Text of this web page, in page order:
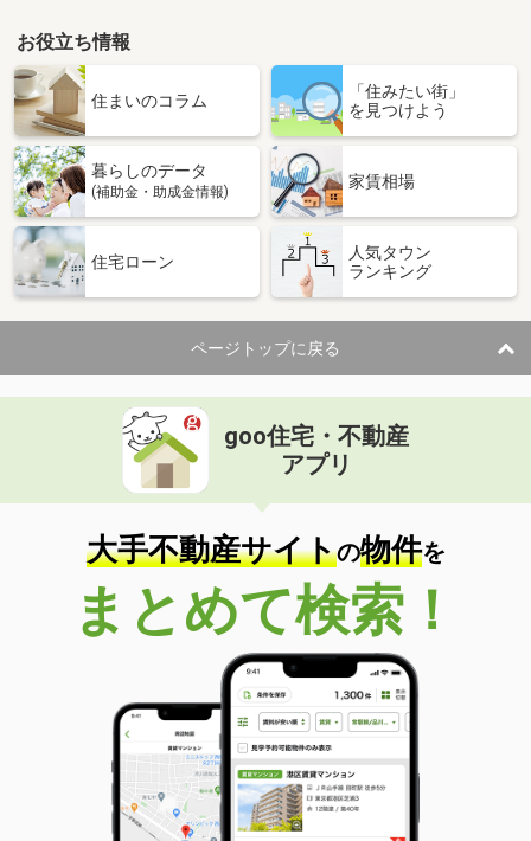
お役立ち情報
住まいのコラム
「住みたい街」
を見つけよう
暮らしのデータ
(補助金・助成金情報)
家賃相場
住宅ローン
人気タウン
ランキング
ページトップに戻る
goo住宅・不動産
アプリ
大手不動産サイトの物件を
まとめて検索！